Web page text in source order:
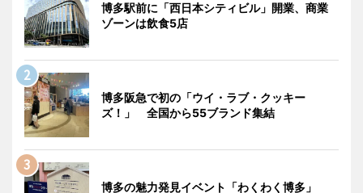
博多駅前に「西日本シティビル」開業、商業
ゾーンは飲食5店
博多阪急で初の「ウイ・ラブ・クッキー
ズ！」 全国から55ブランド集結
博多の魅力発見イベント「わくわく博多」